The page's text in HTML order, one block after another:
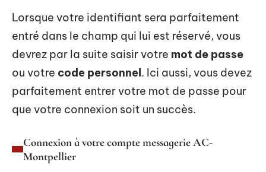
Lorsque votre identifiant sera parfaitement
entré dans le champ qui lui est réservé, vous
devrez par la suite saisir votre mot de passe
ou votre code personnel. Ici aussi, vous devez
parfaitement entrer votre mot de passe pour
que votre connexion soit un succès.
Connexion à votre compte messagerie AC-
Montpellier